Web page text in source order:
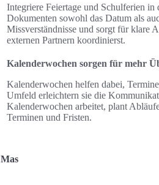
Integriere Feiertage und Schulferien
Dokumenten sowohl das Datum als
Missverständnisse und sorgt für klare
externen Partnern koordinierst.
Kalenderwochen sorgen für mehr
Kalenderwochen helfen dabei,
Umfeld erleichtern sie die
Kalenderwochen arbeitet, plant
Terminen und Fristen.
Mas